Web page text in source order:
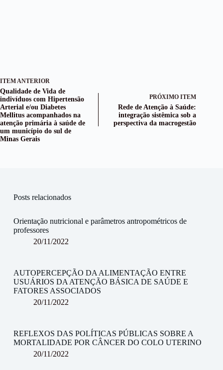
ITEM ANTERIOR
Qualidade de Vida de
indivíduos com Hipertensão
Arterial e/ou Diabetes
Mellitus acompanhados na
atenção primária à saúde de
um município do sul de
Minas Gerais
PRÓXIMO ITEM
Rede de Atenção à Saúde:
integração sistêmica sob a
perspectiva da macrogestão
Posts relacionados
Orientação nutricional e parâmetros antropométricos de
professores
20/11/2022
AUTOPERCEPÇÃO DA ALIMENTAÇÃO ENTRE
USUÁRIOS DA ATENÇÃO BÁSICA DE SAÚDE E
FATORES ASSOCIADOS
20/11/2022
REFLEXOS DAS POLÍTICAS PÚBLICAS SOBRE A
MORTALIDADE POR CÂNCER DO COLO UTERINO
20/11/2022